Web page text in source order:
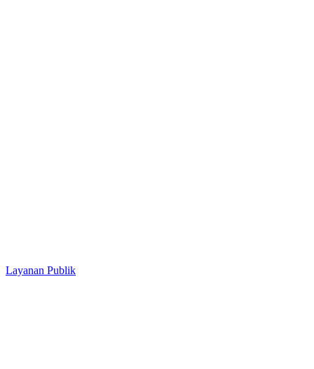
Layanan Publik